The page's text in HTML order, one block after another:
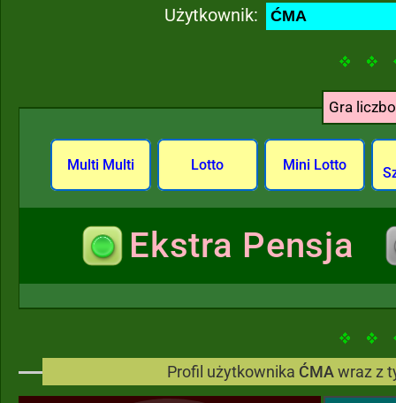
Użytkownik:
Gra
Multi Multi Lotto Mini Lotto
Ekstra Pensja
Profil użytkownika ĆMAwraz z